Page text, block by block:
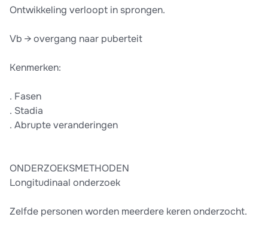
Ontwikkeling verloopt in sprongen.
Vb → overgang naar puberteit
Kenmerken:
. Fasen
. Stadia
. Abrupte veranderingen
ONDERZOEKSMETHODEN
Longitudinaal onderzoek
Zelfde personen worden meerdere keren onderzocht.